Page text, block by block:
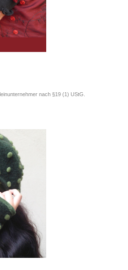
nach §19 (1) UStG.